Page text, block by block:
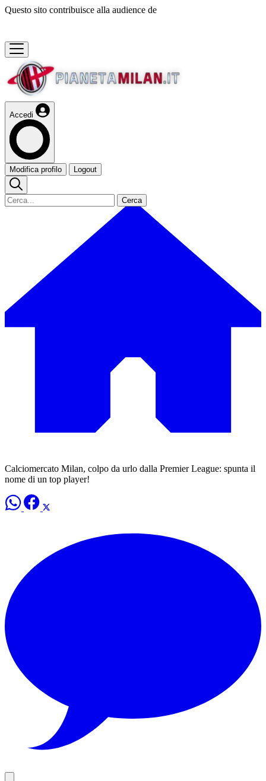
Questo sito contribuisce alla audience de
Accedi
Modifica profilo Logout
Cerca
Calciomercato Milan, colpo da urlo dalla Premier League: spunta il
nome di un top player!